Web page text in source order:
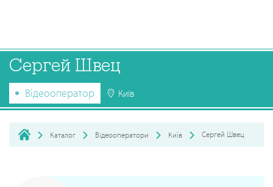
Сергей Швец
Відеооператор Київ
Каталог Відеооператори Київ Сергей Швец